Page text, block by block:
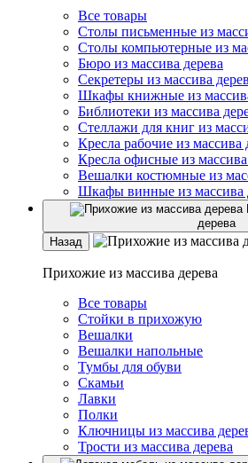
Все товары
Столы письменные из
Столы компьютерные из
Бюро из массива дерева
Секретеры из массива
Шкафы книжные из
Библиотеки из массива
Стеллажи для книг из
Кресла рабочие из массива
Кресла офисные из массива
Вешалки костюмные из
Шкафы винные из массива
Прихожие из массива
дерева
Назад
Прихожие из массива дерева
Все товары
Стойки в прихожую
Вешалки
Вешалки напольные
Тумбы для обуви
Скамьи
Лавки
Полки
Ключницы из массива
Трости из массива дерева